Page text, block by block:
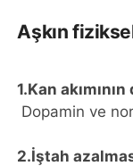
Aşkın
1.Kan
Dopamin ve
2.İştah